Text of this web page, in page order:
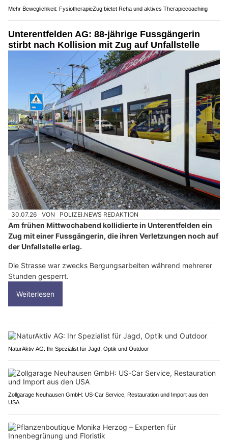
Mehr Beweglichkeit: FysiotherapieZug bietet Reha und aktives Therapiecoaching
Unterentfelden AG: 88-jährige Fussgängerin
stirbt nach Kollision mit Zug auf Unfallstelle
30.07.26 VON POLIZEI.NEWS REDAKTION
Am frühen Mittwochabend kollidierte in Unterentfelden ein
Zug mit einer Fussgängerin, die ihren Verletzungen noch auf
der Unfallstelle erlag.
Die Strasse war zwecks Bergungsarbeiten während mehrerer
Stunden gesperrt.
Weiterlesen
NaturAktiv AG: Ihr Spezialist für Jagd, Optik und Outdoor
Zollgarage Neuhausen GmbH: US-Car Service, Restauration und Import aus den
USA